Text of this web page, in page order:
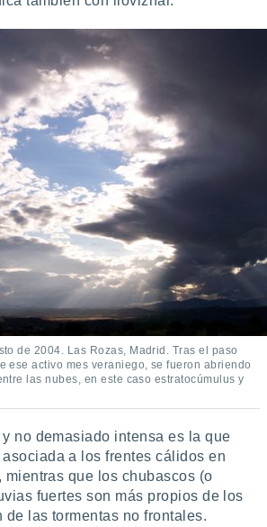
de 2004. Las Rozas, Madrid. Tras el paso
ese activo mes veraniego, se fueron abriendo
las nubes, en este caso estratocúmulus y
no demasiado intensa es la que
a los frentes cálidos en
mientras que los chubascos (o
fuertes son más propios de los
de las tormentas no frontales.